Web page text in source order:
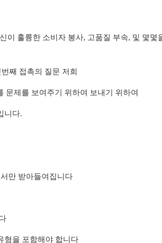
이 훌륭한 소비자 봉사, 고품질 부속, 및 몇
째 접촉의 질문 저희
문제를 보여주기 위하여 보내기 위하여
니다.
만 받아들여집니다
형을 포함해야 합니다